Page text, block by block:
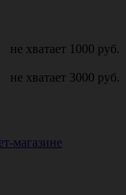
не хватает 1000 руб.
не хватает 3000 руб.
магазине